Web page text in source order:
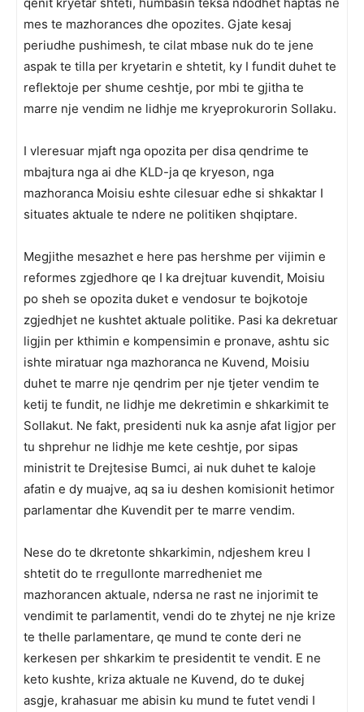
mes te mazhorances dhe opozites. Gjate kesaj
periudhe pushimesh, te cilat mbase nuk do te jene
aspak te tilla per kryetarin e shtetit, ky I fundit duhet te
reflektoje per shume ceshtje, por mbi te gjitha te
marre nje vendim ne lidhje me kryeprokurorin Sollaku.
I vleresuar mjaft nga opozita per disa qendrime te
mbajtura nga ai dhe KLD-ja qe kryeson, nga
mazhoranca Moisiu eshte cilesuar edhe si shkaktar I
situates aktuale te ndere ne politiken shqiptare.
Megjithe mesazhet e here pas hershme per vijimin e
reformes zgjedhore qe I ka drejtuar kuvendit, Moisiu
po sheh se opozita duket e vendosur te bojkotoje
zgjedhjet ne kushtet aktuale politike. Pasi ka dekretuar
ligjin per kthimin e kompensimin e pronave, ashtu sic
ishte miratuar nga mazhoranca ne Kuvend, Moisiu
duhet te marre nje qendrim per nje tjeter vendim te
ketij te fundit, ne lidhje me dekretimin e shkarkimit te
Sollakut. Ne fakt, presidenti nuk ka asnje afat ligjor per
tu shprehur ne lidhje me kete ceshtje, por sipas
ministrit te Drejtesise Bumci, ai nuk duhet te kaloje
afatin e dy muajve, aq sa iu deshen komisionit hetimor
parlamentar dhe Kuvendit per te marre vendim.
Nese do te dkretonte shkarkimin, ndjeshem kreu I
shtetit do te rregullonte marredheniet me
mazhorancen aktuale, ndersa ne rast ne injorimit te
vendimit te parlamentit, vendi do te zhytej ne nje krize
te thelle parlamentare, qe mund te conte deri ne
kerkesen per shkarkim te presidentit te vendit. E ne
keto kushte, kriza aktuale ne Kuvend, do te dukej
asgje, krahasuar me abisin ku mund te futet vendi I